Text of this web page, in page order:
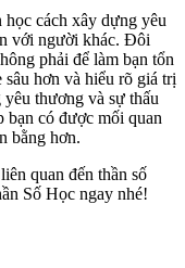
học cách xây dựng yêu
với người khác. Đôi
phải để làm bạn tổn
sâu hơn và hiểu rõ giá trị
thương và sự thấu
bạn có được mối quan
bằng hơn.
quan đến thần số
Số Học ngay nhé!